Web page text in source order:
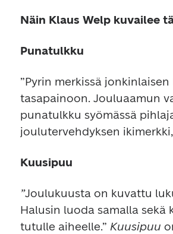
Näin Klaus Welp kuvailee
Punatulkku
”Pyrin merkissä
tasapainoon. Jouluaamun
punatulkku syömässä
joulutervehdyksen
Kuusipuu
”Joulukuusta on kuvattu
Halusin luoda samalla
tutulle aiheelle.” Kuusipuu